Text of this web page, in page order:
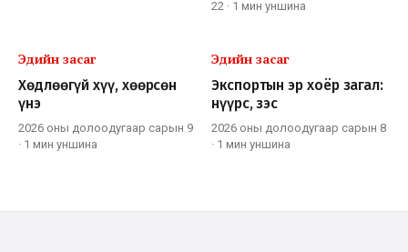
22 · 1 мин уншина
Эдийн засаг
Хөдлөөгүй хүү, хөөрсөн
үнэ
2026 оны долоодугаар сарын 9
· 1 мин уншина
Эдийн засаг
Экспортын эр хоёр загал:
нүүрс, зэс
2026 оны долоодугаар сарын 8
· 1 мин уншина